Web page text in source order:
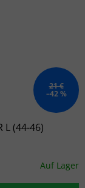
21 €
–42 %
L (44-46)
Auf Lager